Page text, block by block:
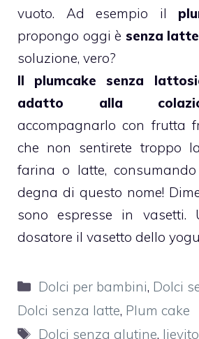
vuoto. Ad esempio il
propongo oggi è senza latte
soluzione, vero?
Il plumcake senza
adatto alla
accompagnarlo con frutta
che non sentirete troppo
farina o latte,
degna di questo nome!
sono espresse in vasetti.
dosatore il vasetto dello
Categorie
Dolci per bambini, Dolci
Dolci senza latte, Plum cake
Tag
Dolci senza glutine, lievito